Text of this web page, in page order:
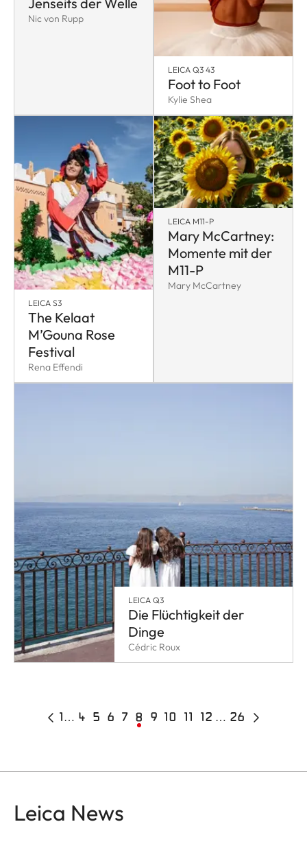
Nic von Rupp
LEICA Q3 43
Foot to Foot
Kylie Shea
LEICA S3
The Kelaat
M’Gouna Rose
Festival
Rena Effendi
LEICA M11-P
Mary McCartney:
Momente mit der
M11-P
Mary McCartney
LEICA Q3
Die Flüchtigkeit der
Dinge
Cédric Roux
Pagination
Vorherige
Erste
1… Page
4 Page
5 Page
6 Page
7 Aktuelle
Seite
8 Page
9 Page
10 Page
11 Page
12 …
Letzte
26
Nächste
Leica News